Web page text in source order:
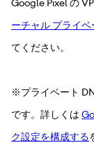
Google Pixel の
ーチャル プライ
てください。
※プライベート
です。詳しくは
ク設定を構成する